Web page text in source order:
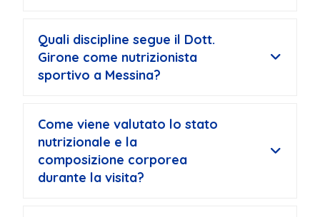
Quali discipline segue il Dott.
Girone come nutrizionista
sportivo a Messina?
Come viene valutato lo stato
nutrizionale e la
composizione corporea
durante la visita?